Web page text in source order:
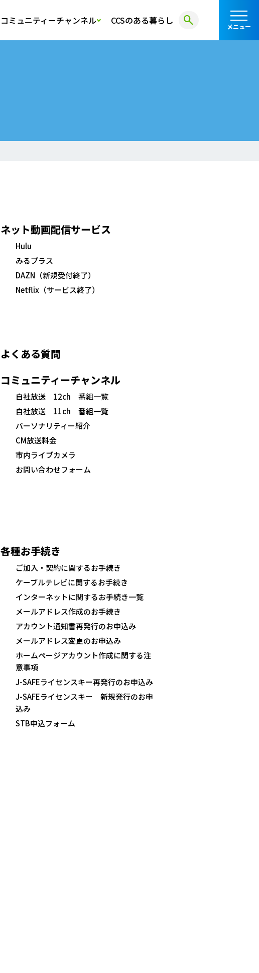
コミュニティーチャンネル CCSのある暮らし search メニュー
ネット動画配信サービス
Hulu
みるプラス
DAZN （新規受付終了）
Netflix（サービス終了）
よくある質問
コミュニティーチャンネル
自社放送 12ch 番組一覧
自社放送 11ch 番組一覧
パーソナリティー紹介
CM放送料金
市内ライブカメラ
お問い合わせフォーム
各種お手続き
ご加入・契約に関するお手続き
ケーブルテレビに関するお手続き
インターネットに関するお手続き一覧
メールアドレス作成のお手続き
アカウント通知書再発行のお申込み
メールアドレス変更のお申込み
ホームページアカウント作成に関する注
意事項
J-SAFEライセンスキー再発行のお申込み
J-SAFEライセンスキー 新規発行のお申
込み
STB申込フォーム